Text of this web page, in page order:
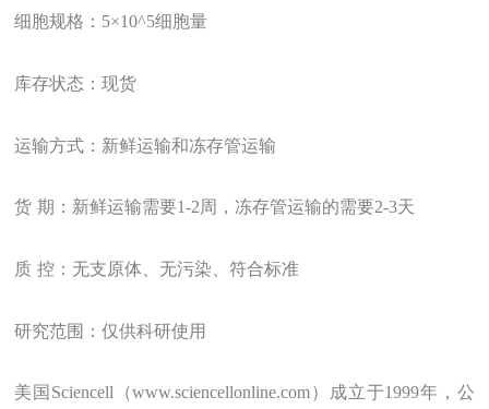
细胞规格： 5×10^5细胞量
库存状态：现货
运输方式：新鲜运输和冻存管运输
货 期：新鲜运输需要1-2周，冻存管运输的需要2-3天
质 控：无支原体、无污染、符合标准
研究范围：仅供科研使用
美国Sciencell（www.sciencellonline.com）成立于1999年，公